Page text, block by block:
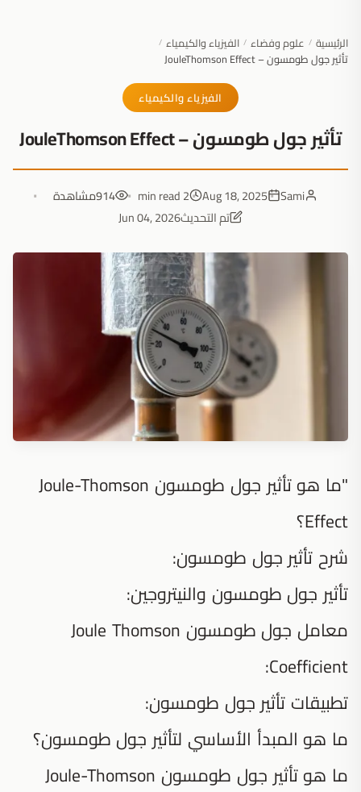
الرئيسية / علوم وفضاء / الفيزياء والكيمياء /
تأثير جول طومسون – JouleThomson Effect
الفيزياء والكيمياء
تأثير جول طومسون – JouleThomson Effect
Sami
Aug 18, 2025
2 min read
914مشاهدة
تم التحديثJun 04, 2026
"ما هو تأثير جول طومسون Joule-Thomson
Effect؟
شرح تأثير جول طومسون:
تأثير جول طومسون والنيتروجين:
معامل جول طومسون Joule Thomson
Coefficient:
تطبيقات تأثير جول طومسون:
ما هو المبدأ الأساسي لتأثير جول طومسون؟
ما هو تأثير جول طومسون Joule-Thomson